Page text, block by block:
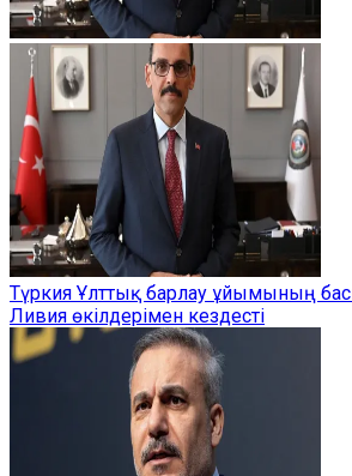
Түркия Ұлттық барлау ұйымының
Ливия өкілдерімен кездесті